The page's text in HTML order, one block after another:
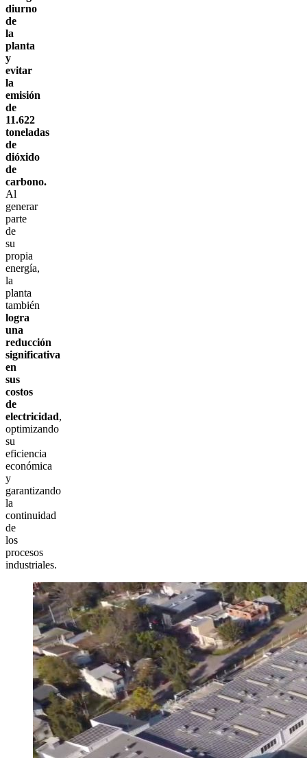
diurno
de
la
planta
y
evitar
la
emisión
de
11.622
toneladas
de
dióxido
de
carbono.
Al
generar
parte
de
su
propia
energía,
la
planta
también
logra
una
reducción
significativa
en
sus
costos
de
electricidad,
optimizando
su
eficiencia
económica
y
garantizando
la
continuidad
de
los
procesos
industriales.